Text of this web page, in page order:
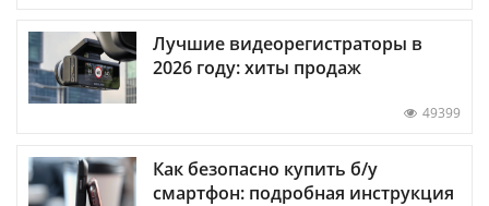
Лучшие видеорегистраторы в
2026 году: хиты продаж
49399
Как безопасно купить б/у
смартфон: подробная инструкция